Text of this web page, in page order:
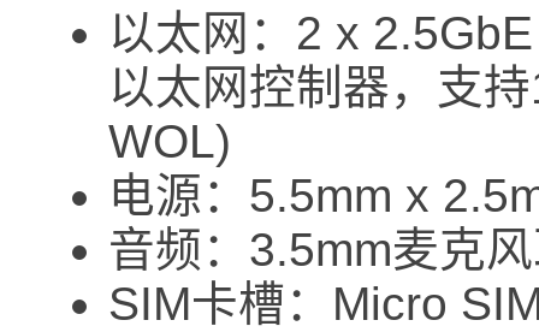
以太网：2 x
以太网控制器，支
WOL)
电源：5.5mm x
音频：3.5mm麦克
SIM卡槽：Micro